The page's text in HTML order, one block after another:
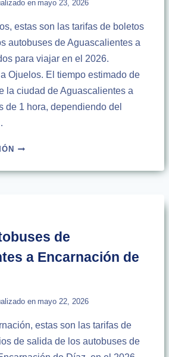
en mayo 23, 2026
estas son las tarifas de boletos
autobuses de Aguascalientes a
para viajar en el 2026.
Ojuelos. El tiempo estimado de
la ciudad de Aguascalientes a
de 1 hora, dependiendo del
HORARIOS
AUTOBUSES
|
de
a Encarnación de
en mayo 22, 2026
estas son las tarifas de
de salida de los autobuses de